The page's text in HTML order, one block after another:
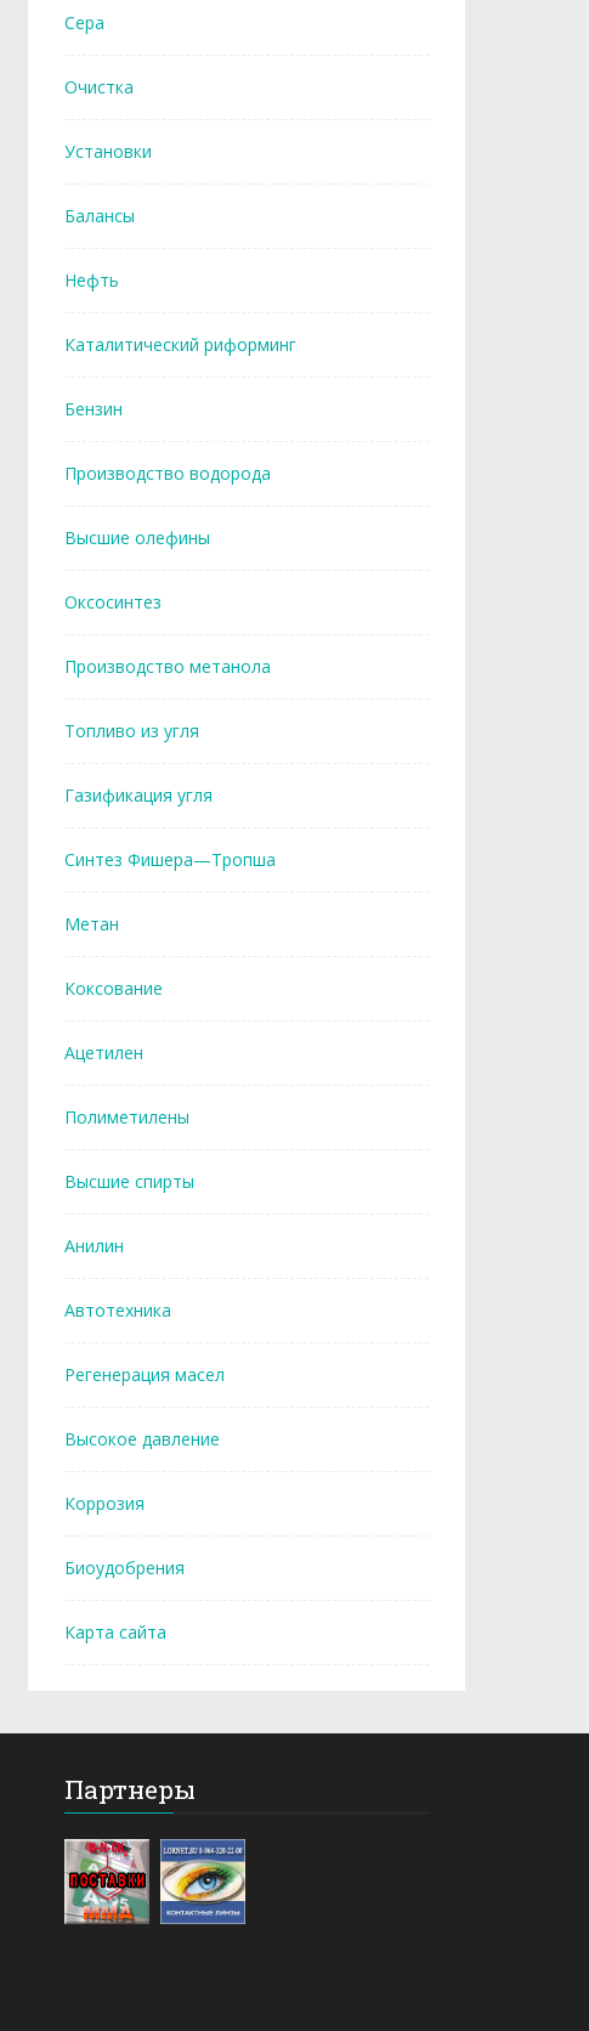
Сера
Очистка
Установки
Балансы
Нефть
Каталитический риформинг
Бензин
Производство водорода
Высшие олефины
Оксосинтез
Производство метанола
Топливо из угля
Газификация угля
Синтез Фишера—Тропша
Метан
Коксование
Ацетилен
Полиметилены
Высшие спирты
Анилин
Автотехника
Регенерация масел
Высокое давление
Коррозия
Биоудобрения
Карта сайта
Партнеры